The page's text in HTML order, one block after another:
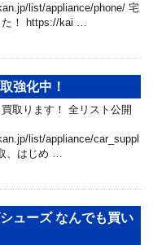
list/appliance/phone/ 宅
！ https://kai …
強化中！
取ります！ 全リスト公開
list/appliance/car_suppl
、はじめ …
ューズ なんでも買い